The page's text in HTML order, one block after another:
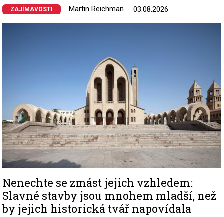
ZAJÍMAVOSTI Martin Reichman 03.08.2026
Nenechte se zmást jejich vzhledem:
Slavné stavby jsou mnohem mladší, než
by jejich historická tvář napovídala